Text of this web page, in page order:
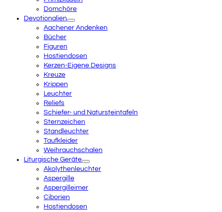
Domchöre
Devotionalien
Aachener Andenken
Bücher
Figuren
Hostiendosen
Kerzen-Eigene Designs
Kreuze
Krippen
Leuchter
Reliefs
Schiefer- und Natursteintafeln
Sternzeichen
Standleuchter
Taufkleider
Weihrauchschalen
Liturgische Geräte
Akolythenleuchter
Aspergille
Aspergilleimer
Ciborien
Hostiendosen